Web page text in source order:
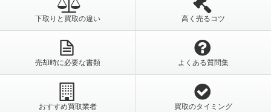
下取りと買取の違い 高く売るコツ
売却時に必要な書類 よくある質問集
おすすめ買取業者 買取のタイミング